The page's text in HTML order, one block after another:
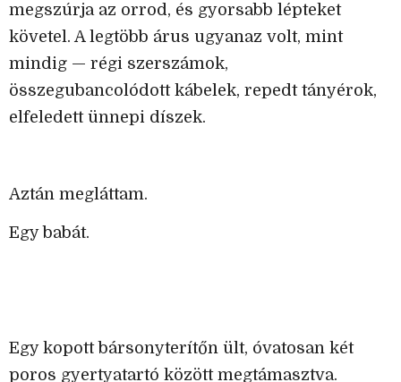
megszúrja az orrod, és gyorsabb lépteket
követel. A legtöbb árus ugyanaz volt, mint
mindig — régi szerszámok,
összegubancolódott kábelek, repedt tányérok,
elfeledett ünnepi díszek.
Aztán megláttam.
Egy babát.
Egy kopott bársonyterítőn ült, óvatosan két
poros gyertyatartó között megtámasztva.